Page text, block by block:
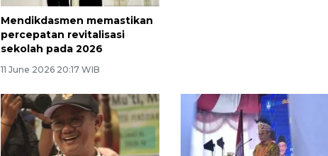
Mendikdasmen memastikan
percepatan revitalisasi
sekolah pada 2026
11 June 2026 20:17 WIB